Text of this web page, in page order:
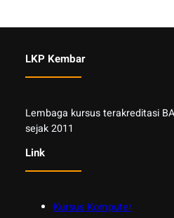
LKP Kembar
Lembaga kursus terakreditasi
sejak 2011
Link
Kursus Komputer